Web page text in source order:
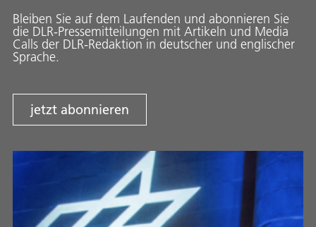
Bleiben Sie auf dem Laufenden und abonnieren Sie
die DLR-Pressemitteilungen mit Artikeln und Media
Calls der DLR-Redaktion in deutscher und englischer
Sprache.
jetzt abonnieren